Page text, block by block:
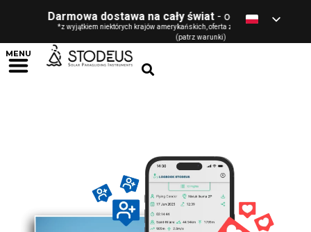
Darmowa dostawa na cały świat- od 120 € / GBP / $ /
*z wyjątkiem niektórych krajów amerykańskich, oferta zarezerwowana dla osób
(patrz warunki)
MENU